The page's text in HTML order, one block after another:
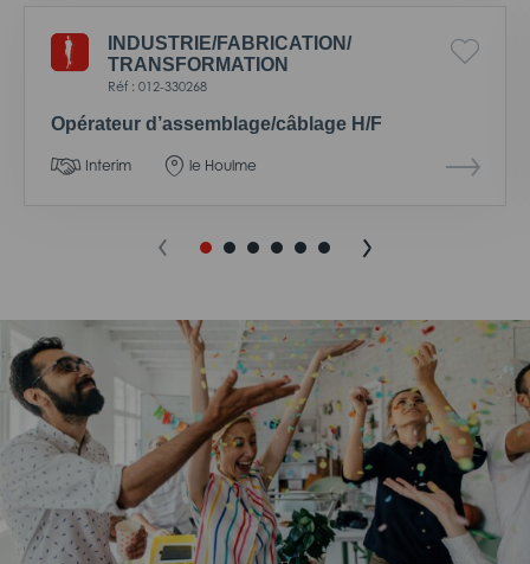
INDUSTRIE/FABRICATION/
TRANSFORMATION
Réf : 012-330268
Opérateur d’assemblage/câblage H/F
Interim le Houlme